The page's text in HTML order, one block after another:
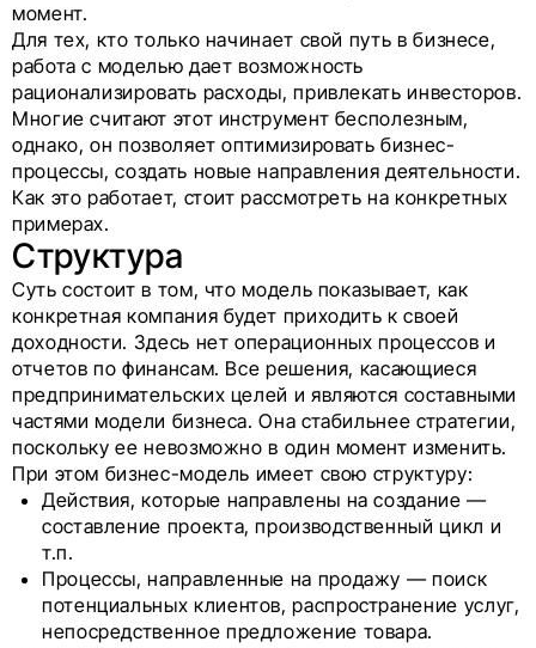
момент.
Для тех, кто только начинает свой путь в бизнесе,
работа с моделью дает возможность
рационализировать расходы, привлекать инвесторов.
Многие считают этот инструмент бесполезным,
однако, он позволяет оптимизировать бизнес-
процессы, создать новые направления деятельности.
Как это работает, стоит рассмотреть на конкретных
примерах.
Структура
Суть состоит в том, что модель показывает, как
конкретная компания будет приходить к своей
доходности. Здесь нет операционных процессов и
отчетов по финансам. Все решения, касающиеся
предпринимательских целей и являются составными
частями модели бизнеса. Она стабильнее стратегии,
поскольку ее невозможно в один момент изменить.
При этом бизнес-модель имеет свою структуру:
Действия, которые направлены на создание —
составление проекта, производственный цикл и
т.п.
Процессы, направленные на продажу — поиск
потенциальных клиентов, распространение услуг,
непосредственное предложение товара.